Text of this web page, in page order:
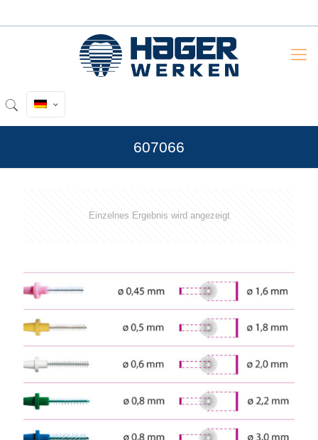
607066
Einzelnes Ergebnis wird angezeigt